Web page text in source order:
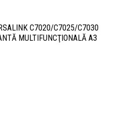
C7020/C7025/C7030
MULTIFUNCŢIONALĂ A3